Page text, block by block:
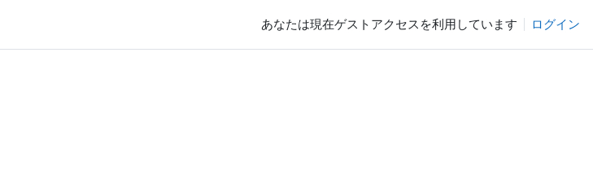
あなたは現在ゲストアクセスを利用しています ログイン